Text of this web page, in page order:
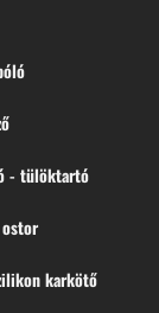
- tülöktartó
karkötő